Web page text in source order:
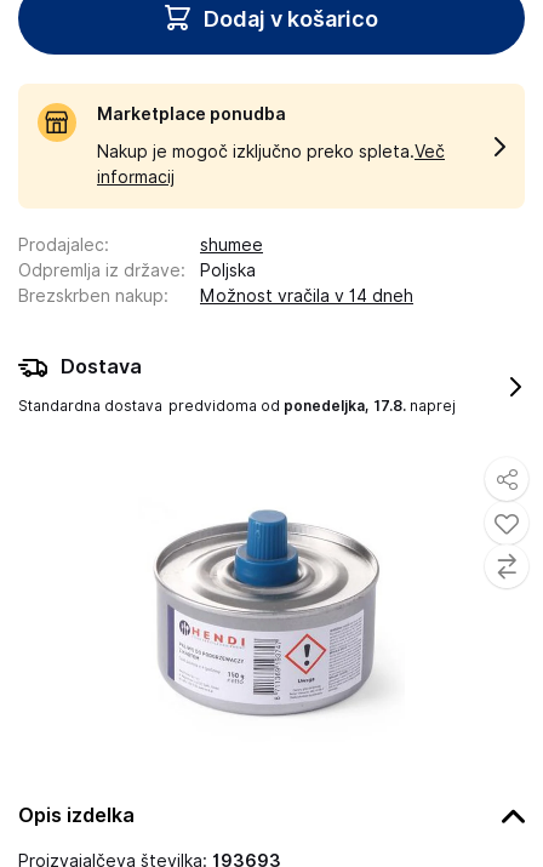
Opis izdelka
Proizvajalčeva številka: 193693
Dodaj v košarico
Marketplace ponudba
Nakup je mogoč izključno preko spleta.Več
informacij
Prodajalec:
shumee
Odpremlja iz države:
Poljska
Brezskrben nakup: Možnost vračila v 14 dneh
Dostava
Standardna dostava predvidoma od ponedeljka, 17.8. naprej